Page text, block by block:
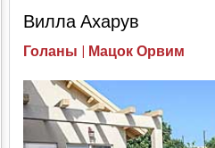
Вилла Ахарув
Голаны | Мацок Орвим